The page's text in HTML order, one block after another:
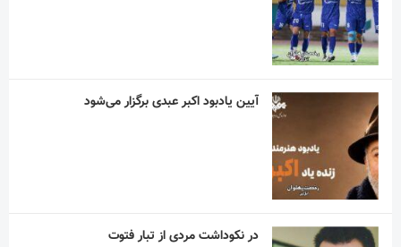
آیین یادبود اکبر عبدی برگزار می‌شود
در نکوداشت مردی از تبار فتوت